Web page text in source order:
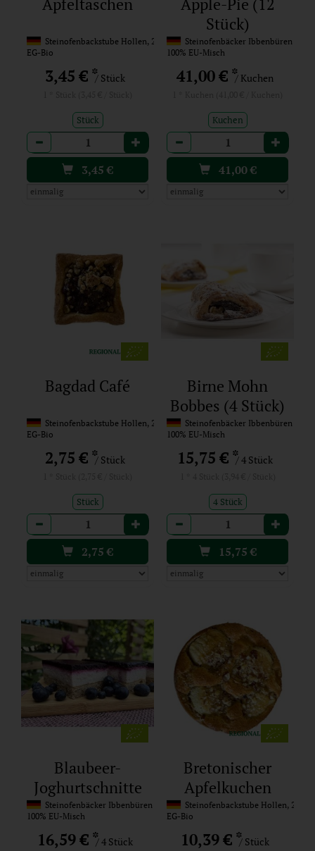
Steinofenbackstube Hollen, 27327 Martfeld
EG-Bio
3,45 €*/ Stück
Stück
Anzahl
3,45€
Stück)
Steinofenbäcker Ibbenbüren
100% EU-Misch
41,00 €*/ Kuchen
Kuchen
Anzahl
41,00€
Bagdad Café
Steinofenbackstube Hollen, 27327 Martfeld
EG-Bio
2,75 €*/ Stück
Stück
Anzahl
2,75€
Birne Mohn
Bobbes (4 Stück)
Steinofenbäcker Ibbenbüren
100% EU-Misch
15,75 €*/ 4 Stück
4 Stück
Anzahl
15,75€
Blaubeer-
Joghurtschnitte
(4 Stück)
Steinofenbäcker Ibbenbüren
100% EU-Misch
16,59 €*/ 4 Stück
Bretonischer
Apfelkuchen
Steinofenbackstube Hollen,
EG-Bio
10,39 €*/ Stück